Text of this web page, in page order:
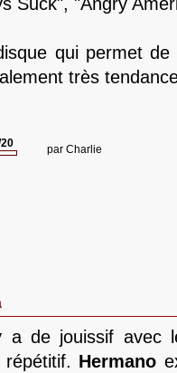
qui permet
très
par Charlie
a de jouissif avec
Hermano